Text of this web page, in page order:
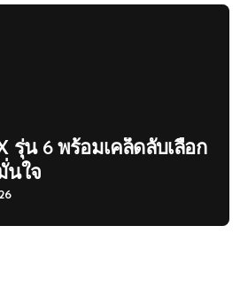
รุ่น 6 พร้อมเคล็ดลับเลือก
นใจ